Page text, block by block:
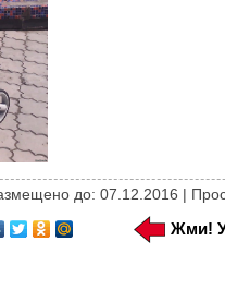
до: 07.12.2016 |
Жми!